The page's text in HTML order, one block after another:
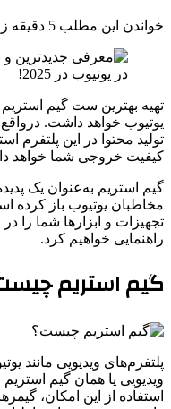
خواندن این مطلب 5 دقیقه زمان میبرد
تهیه بهترین ست گیم
یوتیوب خواهد داشت.
تولید محتوا در این
کیفیت خروجی شما خواهد
گیم استریم به‌عنوان یک
مخاطبان یوتیوب باز کرده
تجهیزات و ابزارها شما را
راهنمایی خواهیم کرد.
گیم استریم
پلتفرم‌های ویدیویی مانند
ویدیویی یا همان گیم استریم
استفاده از این امکان،